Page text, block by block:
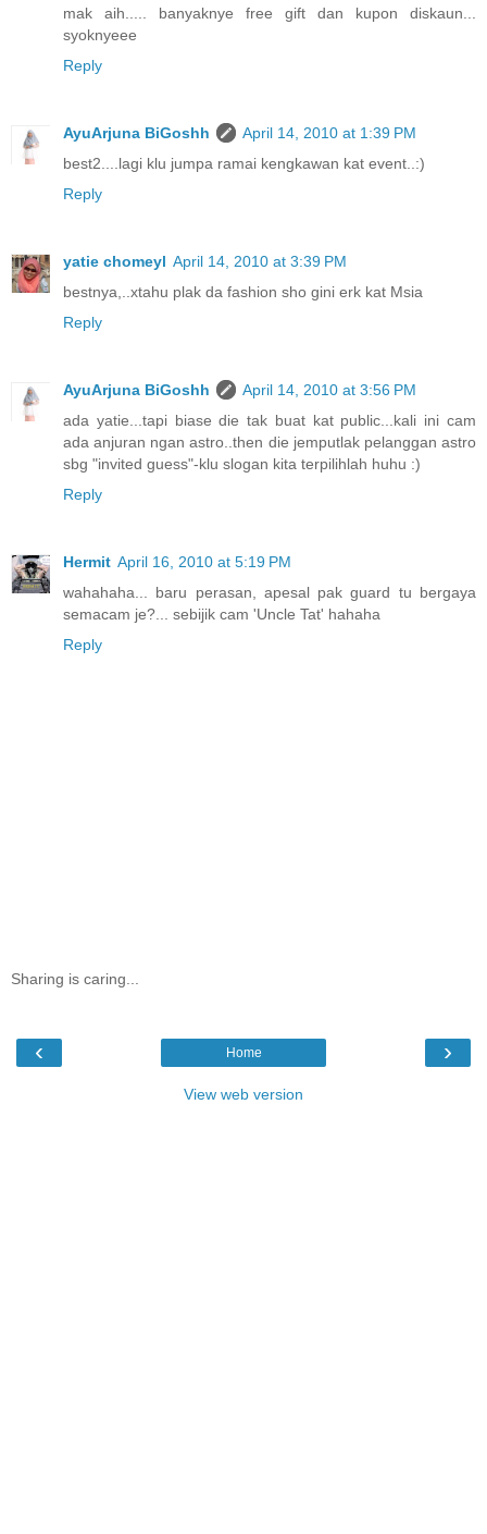
mak aih..... banyaknye free gift dan kupon diskaun...
syoknyeee
Reply
AyuArjuna BiGoshh
April 14, 2010 at 1:39 PM
best2....lagi klu jumpa ramai kengkawan kat event..:)
Reply
yatie chomeyl April 14, 2010 at 3:39 PM
bestnya,..xtahu plak da fashion sho gini erk kat Msia
Reply
AyuArjuna BiGoshh
April 14, 2010 at 3:56 PM
ada yatie...tapi biase die tak buat kat public...kali ini cam
ada anjuran ngan astro..then die jemputlak pelanggan astro
sbg "invited guess"-klu slogan kita terpilihlah huhu :)
Reply
Hermit April 16, 2010 at 5:19 PM
wahahaha... baru perasan, apesal pak guard tu bergaya
semacam je?... sebijik cam 'Uncle Tat' hahaha
Reply
Sharing is caring...
‹ ›
Home
View web version